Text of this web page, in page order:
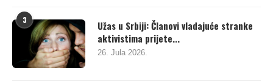
3
Užas u Srbiji: Članovi vladajuće stranke
aktivistima prijete...
26. Jula 2026.